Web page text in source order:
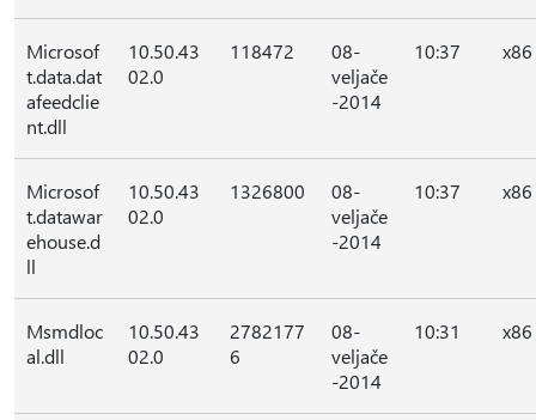
Microsof
t.data.dat
afeedclie
nt.dll
10.50.43
02.0
118472
08-
veljače
-2014
10:37 x86
Microsof
t.datawar
ehouse.d
ll
10.50.43
02.0
1326800
08-
veljače
-2014
10:37 x86
Msmdloc
al.dll
10.50.43
02.0
2782177
6
08-
veljače
-2014
10:31 x86